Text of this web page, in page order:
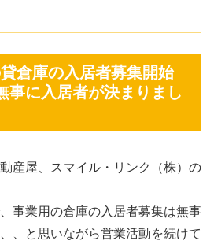
倉庫の入居者募集開始
事に入居者が決まりまし
産屋、スマイル・リンク（株）の
事業用の倉庫の入居者募集は無事
、と思いながら営業活動を続けて